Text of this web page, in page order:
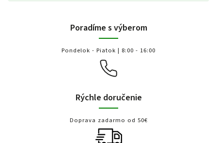
Poradíme s výberom
Pondelok - Piatok | 8:00 - 16:00
Rýchle doručenie
Doprava zadarmo od 50€